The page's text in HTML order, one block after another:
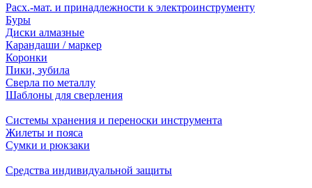
Расх.-мат. и принадлежности к электроинструменту
Буры
Диски алмазные
Карандаши / маркер
Коронки
Пики, зубила
Сверла по металлу
Шаблоны для сверления
Системы хранения и переноски инструмента
Жилеты и пояса
Сумки и рюкзаки
Средства индивидуальной защиты